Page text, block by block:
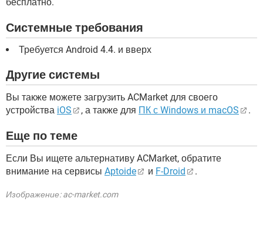
Системные требования
Требуется Android 4.4. и вверх
Другие системы
Вы также можете загрузить ACMarket для своего
устройства iOS , а также для ПК с Windows и macOS .
Еще по теме
Если Вы ищете альтернативу ACMarket, обратите
внимание на сервисы Aptoide и F-Droid .
Изображение: ac-market.com